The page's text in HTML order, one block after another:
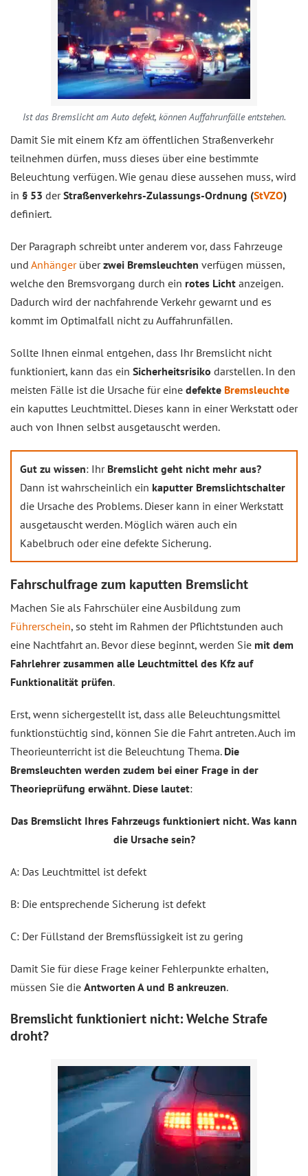
Ist das Bremslicht am Auto defekt, können Auffahrunfälle entstehen.
Damit Sie mit einem Kfz am öffentlichen Straßenverkehr
teilnehmen dürfen, muss dieses über eine bestimmte
Beleuchtung verfügen. Wie genau diese aussehen muss, wird
in § 53 derStraßenverkehrs-Zulassungs-Ordnung (StVZO)
definiert.
Der Paragraph schreibt unter anderem vor, dass Fahrzeuge
und Anhängerüberzwei Bremsleuchten verfügen müssen,
welche den Bremsvorgang durch ein rotes Licht anzeigen.
Dadurch wird der nachfahrende Verkehr gewarnt und es
kommt im Optimalfall nicht zu Auffahrunfällen.
Sollte Ihnen einmal entgehen, dass Ihr Bremslicht nicht
funktioniert, kann das ein Sicherheitsrisiko darstellen. In den
meisten Fälle ist die Ursache für eine defekte Bremsleuchte
ein kaputtes Leuchtmittel. Dieses kann in einer Werkstatt oder
auch von Ihnen selbst ausgetauscht werden.
Gut zu wissen: Ihr Bremslicht geht nicht mehr aus?
Dann ist wahrscheinlich ein kaputter Bremslichtschalter
die Ursache des Problems. Dieser kann in einer Werkstatt
ausgetauscht werden. Möglich wären auch ein
Kabelbruch oder eine defekte Sicherung.
Fahrschulfrage zum kaputten Bremslicht
Machen Sie als Fahrschüler eine Ausbildung zum
Führerschein, so steht im Rahmen der Pflichtstunden auch
eine Nachtfahrt an. Bevor diese beginnt, werden Sie mit dem
Fahrlehrer zusammen alle Leuchtmittel des Kfz auf
Funktionalität prüfen.
Erst, wenn sichergestellt ist, dass alle Beleuchtungsmittel
funktionstüchtig sind, können Sie die Fahrt antreten. Auch im
Theorieunterricht ist die Beleuchtung Thema. Die
Bremsleuchten werden zudem bei einer Frage in der
Theorieprüfung erwähnt. Diese lautet:
Das Bremslicht Ihres Fahrzeugs funktioniert nicht. Was kann
die Ursache sein?
A: Das Leuchtmittel ist defekt
B: Die entsprechende Sicherung ist defekt
C: Der Füllstand der Bremsflüssigkeit ist zu gering
Damit Sie für diese Frage keiner Fehlerpunkte erhalten,
müssen Sie die Antworten A und B ankreuzen.
Bremslicht funktioniert nicht: Welche Strafe
droht?